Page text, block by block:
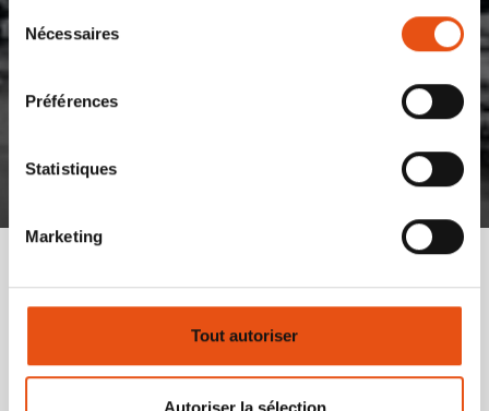
Sélection
du Nécessaires
Préférences
Statistiques
Marketing
Tout autoriser
Autoriser la sélection
Si vous êtes un internaute qui fréquente ce site à
de nouvelles aventures, vous aurez sans doute des
suggestions ou des idées pour le rendre encore